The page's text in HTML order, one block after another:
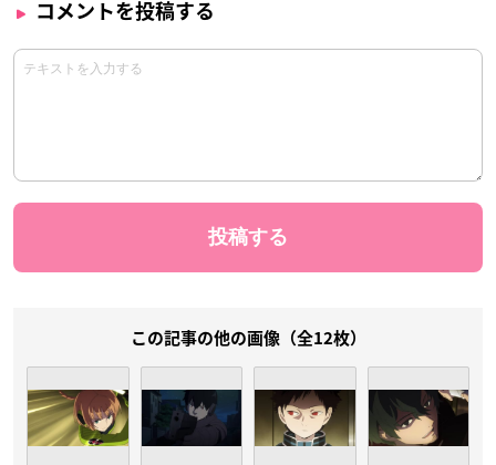
コメントを投稿する
この記事の他の画像（全12枚）